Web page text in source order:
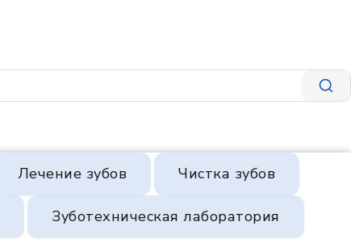
Лечение зубов Чистка зубов
Зуботехническая лаборатория